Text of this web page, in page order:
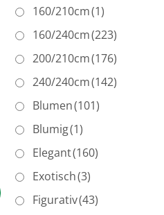
160/210cm(1)
160/240cm(223)
200/210cm(176)
240/240cm(142)
Blumen(101)
Blumig(1)
Elegant(160)
Exotisch(3)
Figurativ(43)